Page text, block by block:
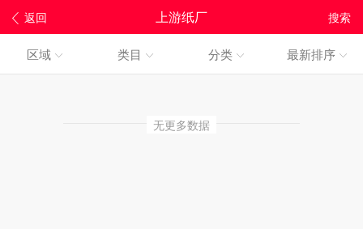
返回 搜索
上游纸厂
区域 类目 分类 最新排序
无更多数据